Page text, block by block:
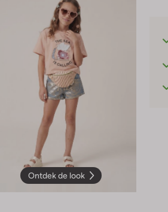
Ontdek de look